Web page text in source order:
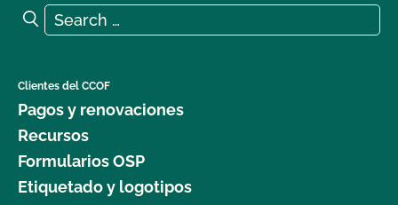
Search for:
Search
Clientes del CCOF
Pagos y renovaciones
Recursos
Formularios OSP
Etiquetado y logotipos